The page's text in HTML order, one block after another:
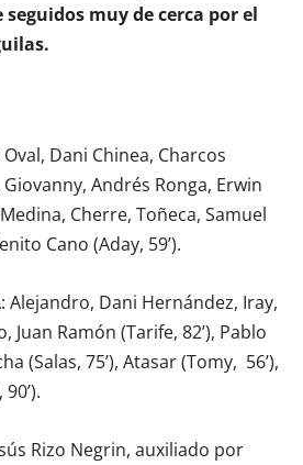
muy de cerca por el
Oval, Dani Chinea, Charcos
Giovanny, Andrés Ronga, Erwin
Cherre, Toñeca, Samuel
Cano (Aday, 59’).
: Alejandro, Dani Hernández, Iray,
Juan Ramón (Tarife, 82’), Pablo
(Salas, 75’), Atasar (Tomy, 56’),
Rizo Negrin, auxiliado por